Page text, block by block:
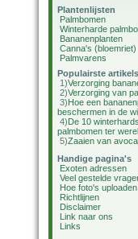
Plantenlijsten
Palmbomen
Winterharde
Bananenplanten
Canna's (bloemriet)
Palmvarens
Populairste artikels
1)Verzorging
2)Verzorging van
3)Hoe een
beschermen in de
4)De 10
palmbomen ter
5)Zaaien van
Handige pagina's
Exoten adressen
Veel gestelde
Hoe foto's uploaden
Richtlijnen
Disclaimer
Link naar ons
Links